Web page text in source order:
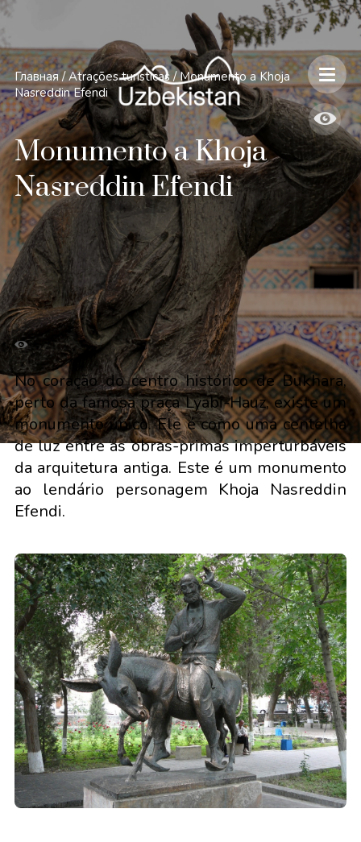
Главная / Atrações turísticas / Monumento a Khoja
Nasreddin Efendi
Monumento a Khoja
Nasreddin Efendi
No coração do centro histórico de Bukhara,
perto da famosa praça Lyabi-Hauz, existe um
monumento único. Ele é como uma centelha
de luz entre as obras-primas imperturbáveis
da arquitetura antiga. Este é um monumento
ao lendário personagem Khoja Nasreddin
Efendi.